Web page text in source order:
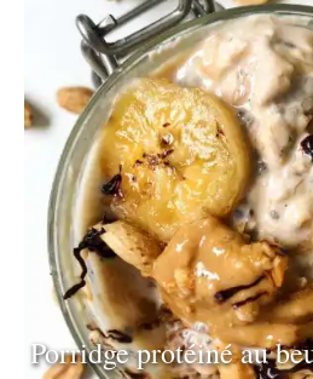
Porridge protéiné au